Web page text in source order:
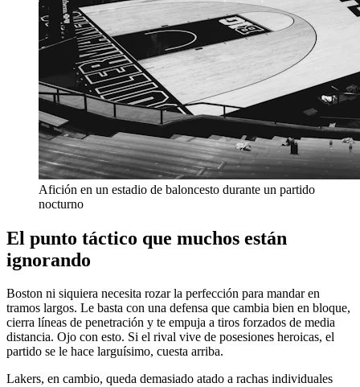
Afición en un estadio de baloncesto durante un partido
nocturno
El punto táctico que muchos están
ignorando
Boston ni siquiera necesita rozar la perfección para mandar en
tramos largos. Le basta con una defensa que cambia bien en bloque,
cierra líneas de penetración y te empuja a tiros forzados de media
distancia. Ojo con esto. Si el rival vive de posesiones heroicas, el
partido se le hace larguísimo, cuesta arriba.
Lakers, en cambio, queda demasiado atado a rachas individuales